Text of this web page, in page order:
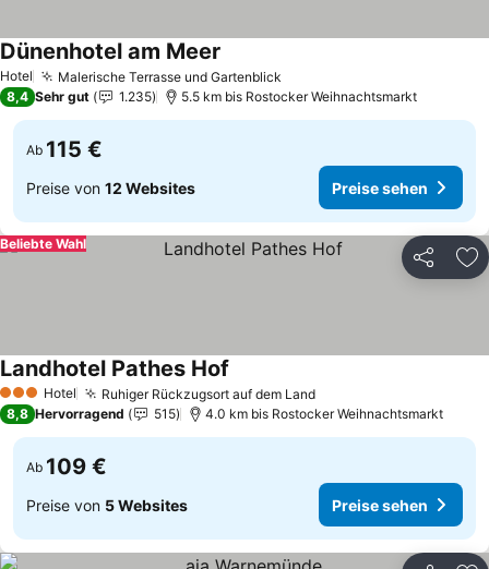
Hotel Malerische Terrasse und Gartenblick
Dünenhotel am Meer
8,4 Sehr gut 1.235 5.5 km bis Rostocker Weihnachtsmarkt
Ab 115 €
Preise von 12 Websites Preise sehen
Teilen
Beliebte Wahl
3 SterneHotel Ruhiger Rückzugsort auf dem LandPreise sehen
Landhotel Pathes Hof
8,8 Hervorragend 515 4.0 km bis Rostocker Weihnachtsmarkt
Ab 109 €
Preise von 5 Websites Preise sehen